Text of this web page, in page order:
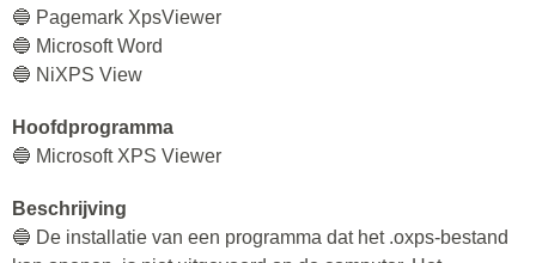
🔵 Pagemark XpsViewer
🔵 Microsoft Word
🔵 NiXPS View
Hoofdprogramma
🔵 Microsoft XPS Viewer
Beschrijving
🔵 De installatie van een programma dat het .oxps-bestand